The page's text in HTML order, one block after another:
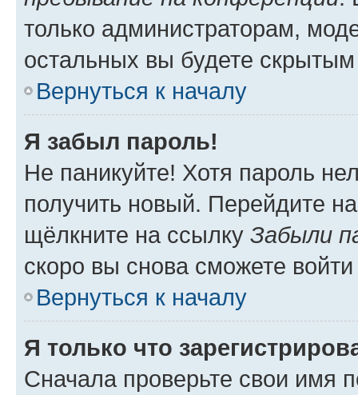
только администраторам,
остальных вы будете
Вернуться к началу
Я забыл пароль!
Не паникуйте! Хотя пароль
получить новый. Перейдите
щёлкните на ссылку Забыли
скоро вы снова сможете
Вернуться к началу
Я только что
Сначала проверьте свои имя